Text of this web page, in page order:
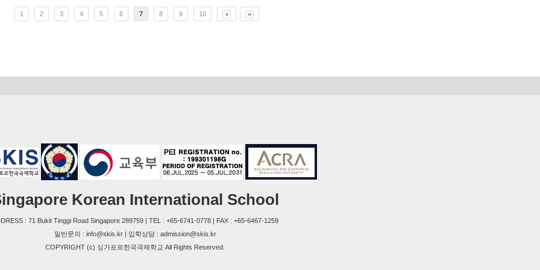
1 2 3 4 5 6 7 8 9 10
Korean International School
: 71 Bukit Tinggi Road Singapore 289759 | TEL : +65-6741-0778 | FAX : +65-6467-1259
일반문의 : info@skis.kr | 입학상담 : admission@skis.kr
COPYRIGHT (c) 싱가포르한국국제학교 All Rights Reserved.